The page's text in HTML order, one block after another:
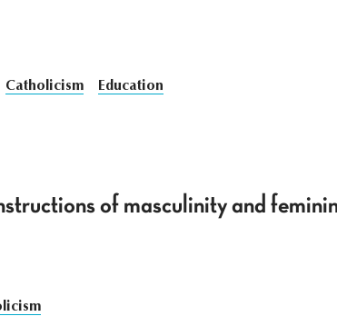
Catholicism Education
of masculinity and